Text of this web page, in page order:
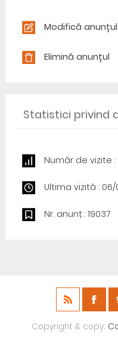
Modifică anunțul
Elimină anunțul
Statistici privind
Număr de vizite :
Ultima vizită :
Nr. anunț : 19037
Copyright & copy;